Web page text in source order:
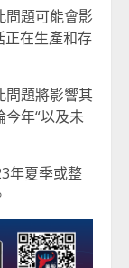
問題可能會影
在生產和存
問題將影響其
年“以及未
年夏季或整